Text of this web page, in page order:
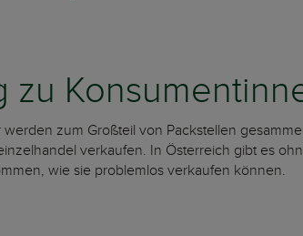
zu
zum Großteil von Packstellen
verkaufen. In Österreich gibt es
wie sie problemlos verkaufen können.